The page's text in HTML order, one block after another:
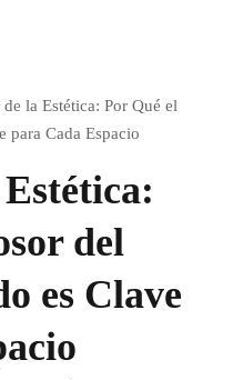
la Estética: Por Qué el
para Cada Espacio
del
es Clave